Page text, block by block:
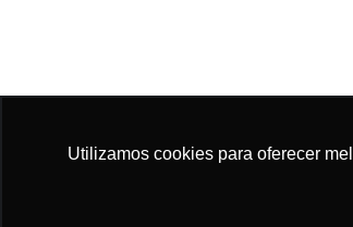
Utilizamos cookies para oferecer